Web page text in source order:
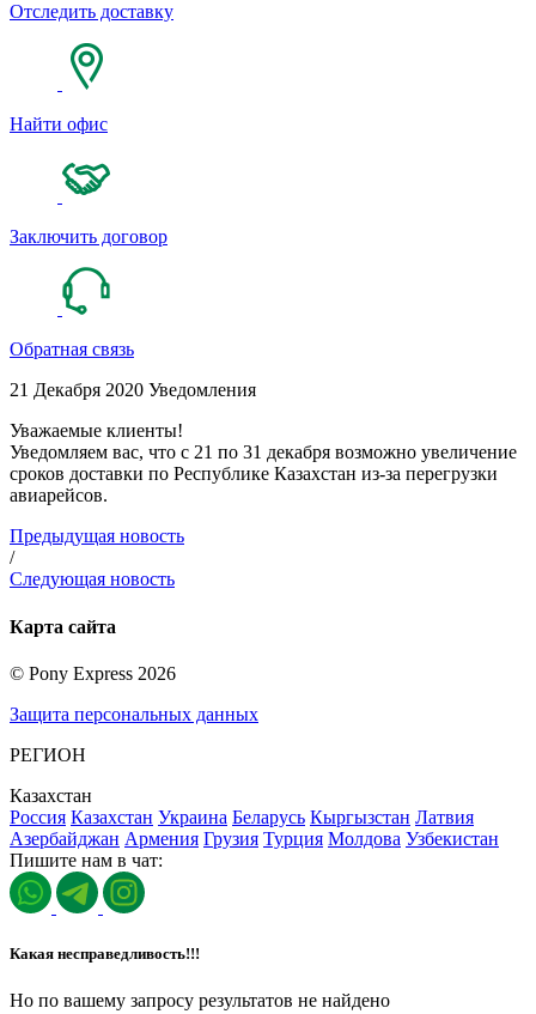
Отследить доставку
Найти офис
Заключить договор
Обратная связь
21 Декабря 2020 Уведомления
Уважаемые клиенты!
Уведомляем вас, что с 21 по 31 декабря возможно увеличение
сроков доставки по Республике Казахстан из-за перегрузки
авиарейсов.
Предыдущая новость
/
Следующая новость
Карта сайта
© Pony Express 2026
Защита персональных данных
РЕГИОН
Казахстан
Россия Казахстан Украина Беларусь Кыргызстан Латвия
Азербайджан Армения Грузия Турция Молдова Узбекистан
Пишите нам в чат:
Какая несправедливость!!!
Но по вашему запросу результатов не найдено